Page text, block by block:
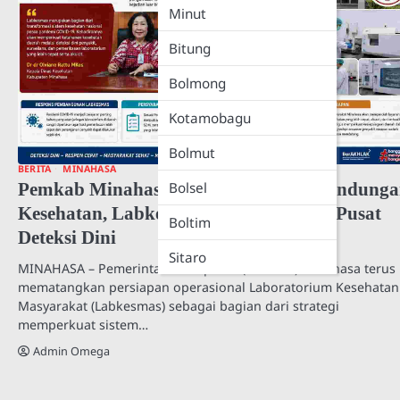
Minut
Bitung
Bolmong
Kotamobagu
Bolmut
Bolsel
Boltim
Sitaro
BERITA MINAHASA
Pemkab Minahasa Naikkan Level
Kesehatan, Labkesmas Disiapkan Jadi Pusat
Deteksi Dini
MINAHASA – Pemerintah Kabupaten (Pemkab) Minahasa terus
mematangkan persiapan operasional Laboratorium Kesehatan
Masyarakat (Labkesmas) sebagai bagian dari strategi
memperkuat sistem…
Admin Omega